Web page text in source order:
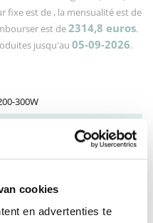
cookies
en advertenties te
fixe est de , la mensualité est de
est de2314,8 euros.
jusqu'au 05-09-2026.
300W